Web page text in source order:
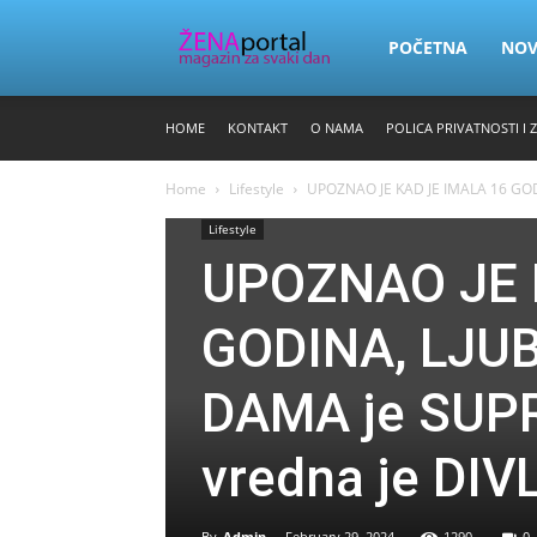
Zena
POČETNA
HOME KONTAKT O NAMA POLICA PRIVATNOSTI I
Home Lifestyle UPOZNAO JE KAD JE IMALA 16
Lifestyle
UPOZNAO
GODINA,
DAMA je
vredna je